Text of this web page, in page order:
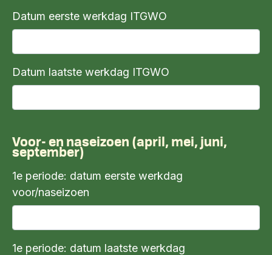
Datum eerste werkdag ITGWO
Datum laatste werkdag ITGWO
Voor- en naseizoen (april, mei, juni,
september)
1e periode: datum eerste werkdag
voor/naseizoen
1e periode: datum laatste werkdag